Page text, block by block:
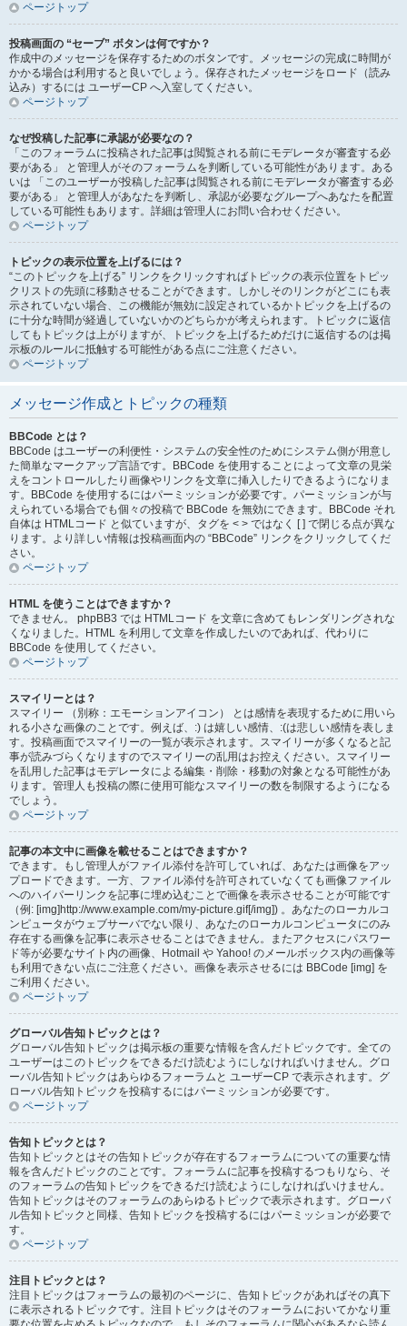
ページトップ
投稿画面の “セーブ” ボタンは何ですか？
作成中のメッセージを保存するためのボタンです。メッセージの完成に時間が
かかる場合は利用すると良いでしょう。保存されたメッセージをロード（読み
込み）するには ユーザーCP へ入室してください。
ページトップ
なぜ投稿した記事に承認が必要なの？
「このフォーラムに投稿された記事は閲覧される前にモデレータが審査する必
要がある」 と管理人がそのフォーラムを判断している可能性があります。ある
いは 「このユーザーが投稿した記事は閲覧される前にモデレータが審査する必
要がある」 と管理人があなたを判断し、承認が必要なグループへあなたを配置
している可能性もあります。詳細は管理人にお問い合わせください。
ページトップ
トピックの表示位置を上げるには？
“このトピックを上げる” リンクをクリックすればトピックの表示位置をトピッ
クリストの先頭に移動させることができます。しかしそのリンクがどこにも表
示されていない場合、この機能が無効に設定されているかトピックを上げるの
に十分な時間が経過していないかのどちらかが考えられます。トピックに返信
してもトピックは上がりますが、トピックを上げるためだけに返信するのは掲
示板のルールに抵触する可能性がある点にご注意ください。
ページトップ
メッセージ作成とトピックの種類
BBCode とは？
BBCode はユーザーの利便性・システムの安全性のためにシステム側が用意し
た簡単なマークアップ言語です。BBCode を使用することによって文章の見栄
えをコントロールしたり画像やリンクを文章に挿入したりできるようになりま
す。BBCode を使用するにはパーミッションが必要です。パーミッションが与
えられている場合でも個々の投稿で BBCode を無効にできます。BBCode それ
自体は HTMLコード と似ていますが、タグを < > ではなく [ ] で閉じる点が異な
ります。より詳しい情報は投稿画面内の “BBCode” リンクをクリックしてくだ
さい。
ページトップ
HTML を使うことはできますか？
できません。 phpBB3 では HTMLコード を文章に含めてもレンダリングされな
くなりました。HTML を利用して文章を作成したいのであれば、代わりに
BBCode を使用してください。
ページトップ
スマイリーとは？
スマイリー （別称：エモーションアイコン） とは感情を表現するために用いら
れる小さな画像のことです。例えば、:) は嬉しい感情、:(は悲しい感情を表しま
す。投稿画面でスマイリーの一覧が表示されます。スマイリーが多くなると記
事が読みづらくなりますのでスマイリーの乱用はお控えください。スマイリー
を乱用した記事はモデレータによる編集・削除・移動の対象となる可能性があ
ります。管理人も投稿の際に使用可能なスマイリーの数を制限するようになる
でしょう。
ページトップ
記事の本文中に画像を載せることはできますか？
できます。もし管理人がファイル添付を許可していれば、あなたは画像をアッ
プロードできます。一方、ファイル添付を許可されていなくても画像ファイル
へのハイパーリンクを記事に埋め込むことで画像を表示させることが可能です
（例: [img]http://www.example.com/my-picture.gif[/img]) 。あなたのローカルコ
ンピュータがウェブサーバでない限り、あなたのローカルコンピュータにのみ
存在する画像を記事に表示させることはできません。またアクセスにパスワー
ド等が必要なサイト内の画像、Hotmail や Yahoo! のメールボックス内の画像等
も利用できない点にご注意ください。画像を表示させるには BBCode [img] を
ご利用ください。
ページトップ
グローバル告知トピックとは？
グローバル告知トピックは掲示板の重要な情報を含んだトピックです。全ての
ユーザーはこのトピックをできるだけ読むようにしなければいけません。グロ
ーバル告知トピックはあらゆるフォーラムと ユーザーCP で表示されます。グ
ローバル告知トピックを投稿するにはパーミッションが必要です。
ページトップ
告知トピックとは？
告知トピックとはその告知トピックが存在するフォーラムについての重要な情
報を含んだトピックのことです。フォーラムに記事を投稿するつもりなら、そ
のフォーラムの告知トピックをできるだけ読むようにしなければいけません。
告知トピックはそのフォーラムのあらゆるトピックで表示されます。グローバ
ル告知トピックと同様、告知トピックを投稿するにはパーミッションが必要で
す。
ページトップ
注目トピックとは？
注目トピックはフォーラムの最初のページに、告知トピックがあればその真下
に表示されるトピックです。注目トピックはそのフォーラムにおいてかなり重